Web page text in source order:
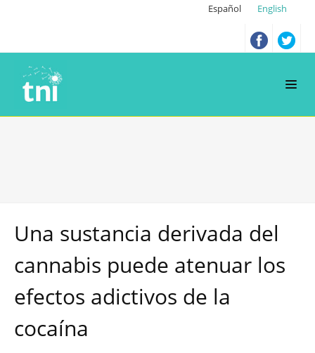
Español English
Una sustancia derivada del
cannabis puede atenuar los
efectos adictivos de la
cocaína